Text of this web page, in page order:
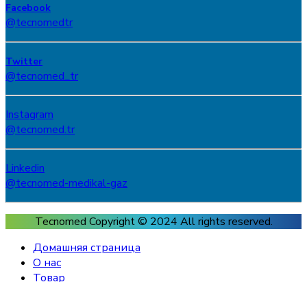
Facebook
@tecnomedtr
Twitter
@tecnomed_tr
Instagram
@tecnomed.tr
Linkedin
@tecnomed-medikal-gaz
Tecnomed Copyright © 2024 All rights reserved.
Домашняя страница
О нас
Товар